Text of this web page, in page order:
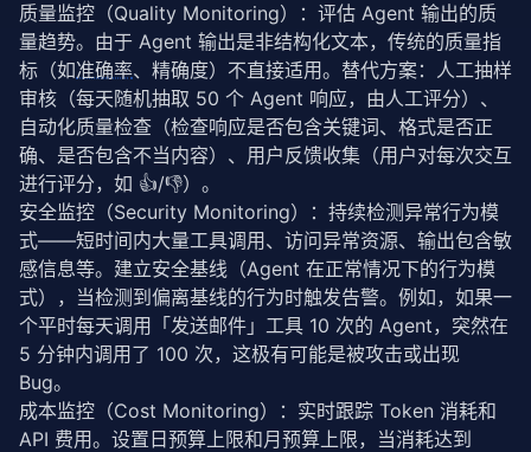
质量监控（Quality Monitoring）：评估 Agent 输出的质
量趋势。由于 Agent 输出是非结构化文本，传统的质量指
标（如准确率、精确度）不直接适用。替代方案：人工抽样
审核（每天随机抽取 50 个 Agent 响应，由人工评分）、
自动化质量检查（检查响应是否包含关键词、格式是否正
确、是否包含不当内容）、用户反馈收集（用户对每次交互
进行评分，如 👍/👎）。
安全监控（Security Monitoring）：持续检测异常行为模
式——短时间内大量工具调用、访问异常资源、输出包含敏
感信息等。建立安全基线（Agent 在正常情况下的行为模
式），当检测到偏离基线的行为时触发告警。例如，如果一
个平时每天调用「发送邮件」工具 10 次的 Agent，突然在
5 分钟内调用了 100 次，这极有可能是被攻击或出现
Bug。
成本监控（Cost Monitoring）：实时跟踪 Token 消耗和
API 费用。设置日预算上限和月预算上限，当消耗达到